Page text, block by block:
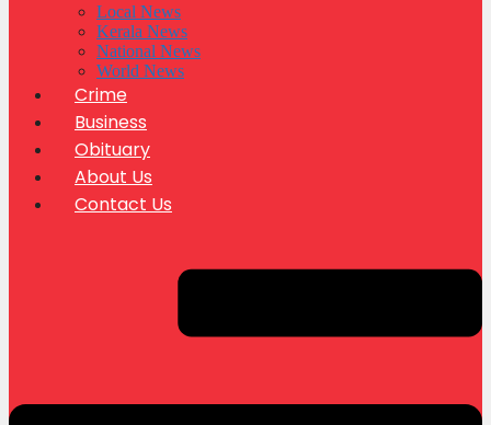
Local News
Kerala News
National News
World News
Crime
Business
Obituary
About Us
Contact Us